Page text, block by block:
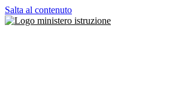
Salta al contenuto